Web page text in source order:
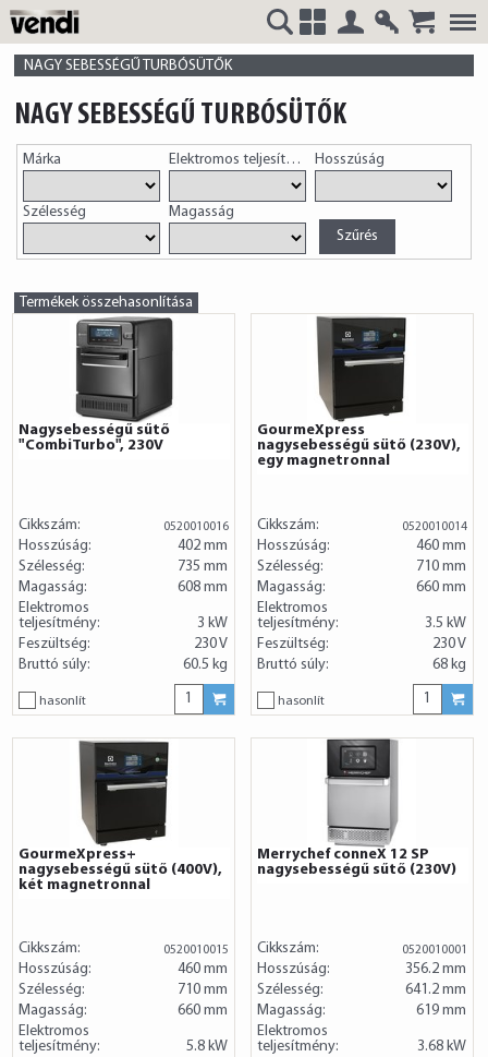
VENDI
HUNGÁRIA
Kft.
NAGY SEBESSÉGŰ TURBÓSÜTŐK
NAGY SEBESSÉGŰ TURBÓSÜTŐK
Márka Elektromos teljesítményHosszúság
Szélesség Magasság
Termékek összehasonlítása
Nagysebességű sűtő
"CombiTurbo", 230V
Cikkszám: 0520010016
Hosszúság:
402 mm
Szélesség:
735 mm
Magasság:
608 mm
Elektromos
teljesítmény:
3 kW
Feszültség:
230 V
Bruttó súly:
60.5 kg
hasonlít
GourmeXpress
nagysebességű sütő (230V),
egy magnetronnal
Cikkszám: 0520010014
Hosszúság:
460 mm
Szélesség:
710 mm
Magasság:
660 mm
Elektromos
teljesítmény:
3.5 kW
Feszültség:
230 V
Bruttó súly:
68 kg
hasonlít
GourmeXpress+
nagysebességű sütő (400V),
két magnetronnal
Cikkszám: 0520010015
Hosszúság:
460 mm
Szélesség:
710 mm
Magasság:
660 mm
Elektromos
teljesítmény:
5.8 kW
Merrychef conneX 12 SP
nagysebességű sűtő (230V)
Cikkszám: 0520010001
Hosszúság:
356.2 mm
Szélesség:
641.2 mm
Magasság:
619 mm
Elektromos
teljesítmény:
3.68 kW